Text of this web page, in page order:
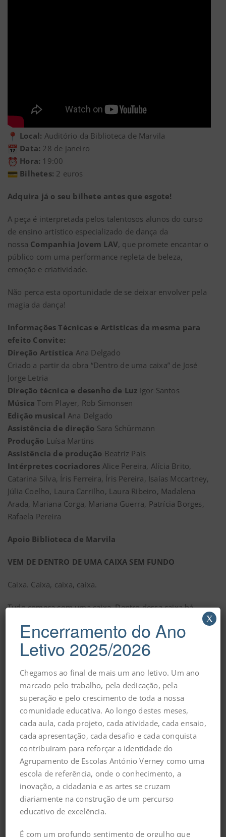
Local: Auditório da Biblioteca de Marvila
Data: 28 de janeiro
Hora: 19:00
Bilhetes: 2 euros
Adquira já o seu bilhete antes que esgote!
A peça é interpretada pelos talentosos alunos do curso
de ensino artístico especializado de dança da
nossa Companhia Jovem LAV, que promete encantar o
público com uma performance repleta de beleza,
emoção e criatividade.
Não perca esta oportunidade de se deixar envolver pela
magia da dança!
Informações Técnicas e Artísticas da mesma para
efeito Convite:
Direção Artística Ana Delgado
Criado a partir da obra “Dentro de uma caixa” de José
Jorge Letria
Direção técnica e desenho de Luz Igor Santos
Música Tom Player, Rob Simonsen
Edição musical Ana Delgado
Assistência de direção Sara Schürmann
Produção Luísa Martins
Assistência de produção Beatriz Pais
Intérpretes cocriadores Alice Pereira, Alícia Brito,
Catarina Silva, Íris Ferreira, Íris Pereira, Isaías Mccartney,
Júlia Coelho, Laura Carrilho, Laura Ribeiro, Madalena
Arada, Mariana Corga, Mariana Guerra, Patrícia Borges,
Rafaela Pereira
Apoio Biblioteca de Marvila
VEM DE DENTRO DE UMA CAIXA SEM FUNDO
Caixa. Caixa, caixa, caixa.
Tudo começa com uma caixa. Dentro dessa caixa há
fora.
Caixa, caixa, caixa, caixa.
Caixas que guardam tudo o que sabemos e esquecemos
e outras que escondem o que nunca diremos
[Caishhhhhh]. Abrimos a caixa e encontramos o silêncio
suspenso, o peso de guardar o segredo e a liberdade de
o contar. Dentro da caixa há o “dentro” [do dentro] e o
“sem fim” [sem fundo], a sombra atrás da porta, o nome
com sabor, a voz dos avós, a chave da infância e uma
infinidade de perspectivas que só a curiosidade [com os
seus dois lados] consegue explorar.
Dentro estamos nós, seres curiosos, a tentar sair da
caixa, no pensamento, no corpo e na voz.
Encerramento do Ano
Letivo 2025/2026
Chegamos ao final de mais um ano letivo. Um ano
marcado pelo trabalho, pela dedicação, pela
superação e pelo crescimento de toda a nossa
comunidade educativa. Ao longo destes meses,
cada aula, cada projeto, cada atividade, cada ensaio,
cada apresentação, cada desafio e cada conquista
contribuíram para reforçar a identidade do
Agrupamento de Escolas António Verney como uma
escola de referência, onde o conhecimento, a
inovação, a cidadania e as artes se cruzam
diariamente na construção de um percurso
educativo de excelência.
É com um profundo sentimento de orgulho que
X